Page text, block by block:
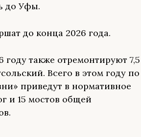
до Уфы.
до конца 2026 года.
году также отремонтируют 7,5
Всего в этом году по
приведут в нормативное
и 15 мостов общей